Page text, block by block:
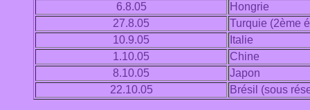
6.8.05
Hongrie
27.8.05
Turquie (2ème
10.9.05
Italie
1.10.05
Chine
8.10.05
Japon
22.10.05
Brésil (sous